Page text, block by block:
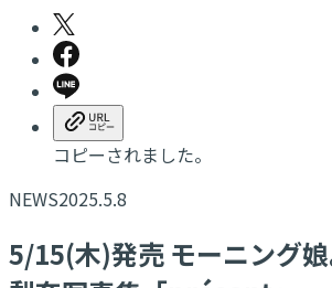
コピーされました。
NEWS2025.5.8
5/15(木)発売 モーニング